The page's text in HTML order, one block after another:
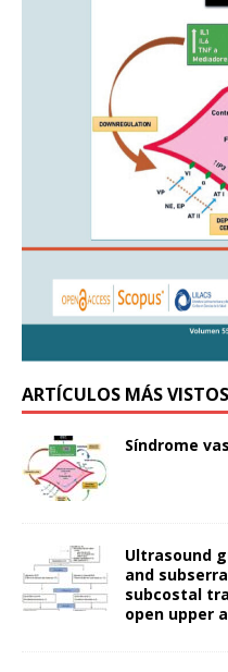
ARTÍCULOS MÁS VISTOS
Síndrome
Ultrasound
and
subcostal
open upper